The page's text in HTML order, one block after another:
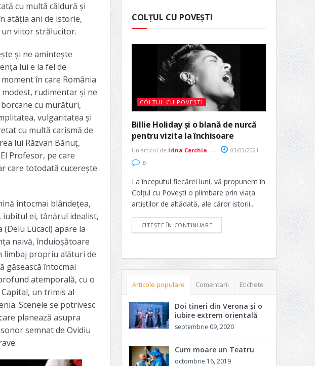
cu multă căldură și
atâția ani de istorie,
un viitor strălucitor.
și ne amintește
lui e la fel de
în care România
rudimentar și ne
cu murături,
vulgaritatea și
cu multă carismă de
lui Răzvan Bănuț,
Profesor, pe care
care totodată cucerește
întocmai blândețea,
iubitul ei, tânărul idealist,
Lucaci) apare la
naivă, înduioșătoare
limbaj propriu alături de
găsească întocmai
atemporală, cu o
un trimis al
Scenele se potrivesc
planează asupra
semnat de Ovidiu
COLȚUL CU POVEȘTI
COLȚUL CU POVEȘTI
Billie Holiday și o blană de nurcă
pentru vizita la închisoare
Un articol de Irina Cerchia
03/03/2021
0
La începutul fiecărei luni, vă propunem în
Colțul cu Povești o plimbare prin viața
artiștilor de altădată, ale căror istorii...
CITEȘTE ÎN CONTINUARE
Articole populare Comentarii Etichete
Doi tineri din Verona și o
iubire extrem orientală
septembrie 09, 2020
Cum moare un Teatru
octombrie 16, 2019